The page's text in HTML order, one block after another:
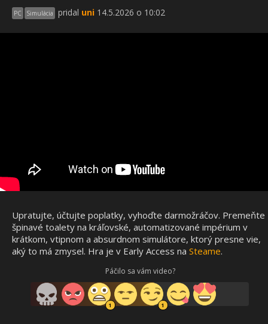
PC Simulácia pridal uni 14.5.2026 o 10:02
Upratujte, účtujte poplatky, vyhoďte darmožráčov. Premeňte
špinavé toalety na kráľovské, automatizované impérium v ​​
krátkom, vtipnom a absurdnom simulátore, ktorý presne vie,
aký to má zmysel. Hra je v Early Access na Steame.
Páčilo sa vám video?